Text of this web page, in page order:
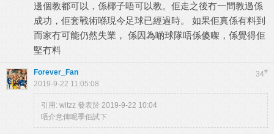
邊個教都可以，係椰子唔可以教。佢走之後冇一間教過係
成功，佢套戰術喺現今足球已經過時。 如果佢真係有料到
而家冇可能仍然失業， 係因為啲球隊唔係傻㗎，係覺得佢
堅冇料
34#
Forever_Fan
2019-9-22 11:05:08
引用: witzz 發表於 2019-9-22 10:04
唔介意俾呢季佢試下